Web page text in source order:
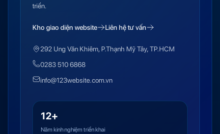
triển.
Kho giao diện website Liên hệ tư vấn
292 Ung Văn Khiêm, P.Thạnh Mỹ Tây, TP.HCM
0283 510 6868
info@123website.com.vn
12+
Năm kinh nghiệm triển khai